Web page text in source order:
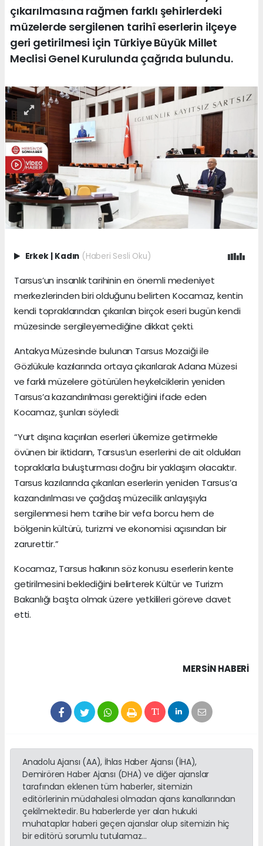
çıkarılmasına rağmen farklı şehirlerdeki
müzelerde sergilenen tarihî eserlerin ilçeye
geri getirilmesi için Türkiye Büyük Millet
Meclisi Genel Kurulunda çağrıda bulundu.
Erkek Kadın (Haberi Sesli Oku)
Tarsus’un insanlık tarihinin en önemli medeniyet
merkezlerinden biri olduğunu belirten Kocamaz, kentin
kendi topraklarından çıkarılan birçok eseri bugün kendi
müzesinde sergileyemediğine dikkat çekti.
Antakya Müzesinde bulunan Tarsus Mozaiği ile
Gözlükule kazılarında ortaya çıkarılarak Adana Müzesi
ve farklı müzelere götürülen heykelciklerin yeniden
Tarsus’a kazandırılması gerektiğini ifade eden
Kocamaz, şunları söyledi:
“Yurt dışına kaçırılan eserleri ülkemize getirmekle
övünen bir iktidarın, Tarsus’un eserlerini de ait oldukları
topraklarla buluşturması doğru bir yaklaşım olacaktır.
Tarsus kazılarında çıkarılan eserlerin yeniden Tarsus’a
kazandırılması ve çağdaş müzecilik anlayışıyla
sergilenmesi hem tarihe bir vefa borcu hem de
bölgenin kültürü, turizmi ve ekonomisi açısından bir
zarurettir.”
Kocamaz, Tarsus halkının söz konusu eserlerin kente
getirilmesini beklediğini belirterek Kültür ve Turizm
Bakanlığı başta olmak üzere yetkilileri göreve davet
etti.
MERSIN HABERİ
Anadolu Ajansı (AA), İhlas Haber Ajansı (İHA),
Demirören Haber Ajansı (DHA) ve diğer ajanslar
tarafından eklenen tüm haberler, sitemizin
editörlerinin müdahalesi olmadan ajans kanallarından
çekilmektedir. Bu haberlerde yer alan hukuki
muhataplar haberi geçen ajanslar olup sitemizin hiç
bir editörü sorumlu tutulamaz...